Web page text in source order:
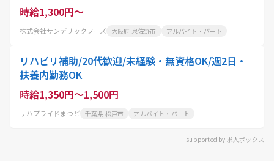
時給1,300円～
株式会社サンデリックフーズ 大阪府 泉佐野市 アルバイト・パート
リハビリ補助/20代歓迎/未経験・無資格OK/週2日・
扶養内勤務OK
時給1,350円～1,500円
リハプライドまつど 千葉県 松戸市 アルバイト・パート
supported by 求人ボックス